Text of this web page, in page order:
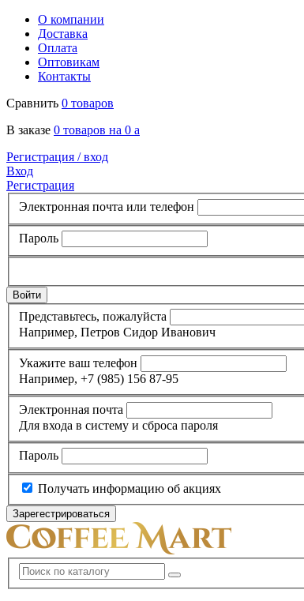
О компании
Доставка
Оплата
Оптовикам
Контакты
Сравнить 0 товаров
В заказе 0 товаров на 0 a
Регистрация /вход
Вход
Регистрация
Электронная почта или телефон
Пароль
Представьтесь, пожалуйста
Например, Петров Сидор Иванович
Укажите ваш телефон
Например, +7 (985) 156 87-95
Электронная почта
Для входа в систему и сброса пароля
Пароль
Получать информацию об акциях